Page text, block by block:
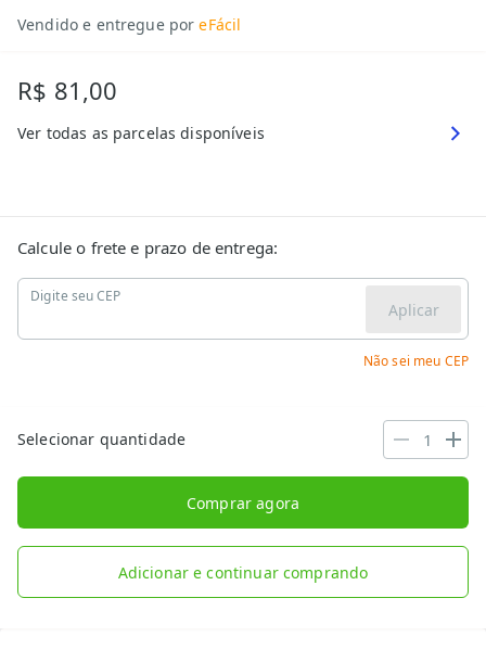
Vendido e entregue por eFácil
R$ 81,00
Ver todas as parcelas disponíveis
Calcule o frete e prazo de entrega:
Digite seu CEP
Aplicar
Não sei meu CEP
Selecionar quantidade
Comprar agora
Adicionar e continuar comprando